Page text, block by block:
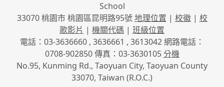
School
33070 桃園市 桃園區昆明路95號地理位置 | 校徽| 校
歌影片 | 機關代碼 | 班級位置
電話：03-3636660 , 3636661 , 3613042 網路電話：
0708-902850 傳真：03-3630105分機
No.95, Kunming Rd., Taoyuan City, Taoyuan County
33070, Taiwan (R.O.C.)